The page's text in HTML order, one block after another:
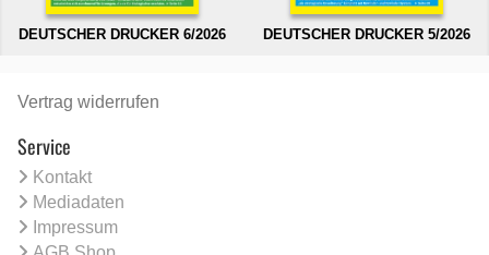
DEUTSCHER DRUCKER 6/2026 DEUTSCHER DRUCKER 5/2026
Vertrag widerrufen
Service
Kontakt
Mediadaten
Impressum